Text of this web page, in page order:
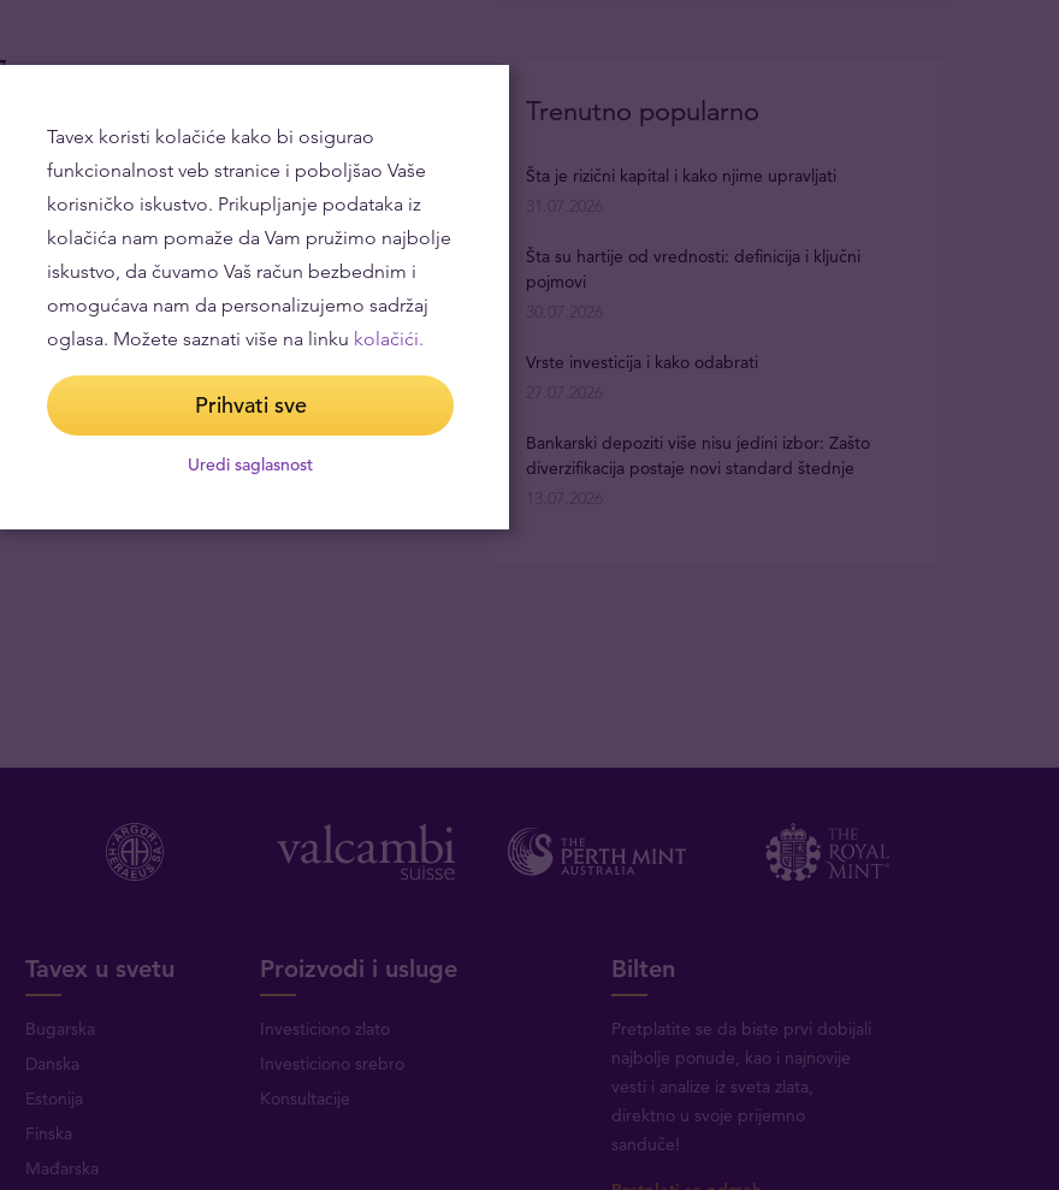
Trenutno popularno
Šta je rizični kapital i kako njime upravljati
31.07.2026
Šta su hartije od vrednosti: definicija i ključni
pojmovi
30.07.2026
Vrste investicija i kako odabrati
27.07.2026
Bankarski depoziti više nisu jedini izbor: Zašto
diverzifikacija postaje novi standard štednje
13.07.2026
Tavex u svetu
Bugarska
Danska
Estonija
Finska
Mađarska
Proizvodi i usluge
Investiciono zlato
Investiciono srebro
Konsultacije
Bilten
Pretplatite se da biste prvi dobijali
najbolje ponude, kao i najnovije
vesti i analize iz sveta zlata,
direktno u svoje prijemno
sanduče!
Tavex koristi kolačiće kako bi osigurao
funkcionalnost veb stranice i poboljšao Vaše
korisničko iskustvo. Prikupljanje podataka iz
kolačića nam pomaže da Vam pružimo najbolje
iskustvo, da čuvamo Vaš račun bezbednim i
omogućava nam da personalizujemo sadržaj
oglasa. Možete saznati više na linku kolačići.
Prihvati sve
Uredi saglasnost